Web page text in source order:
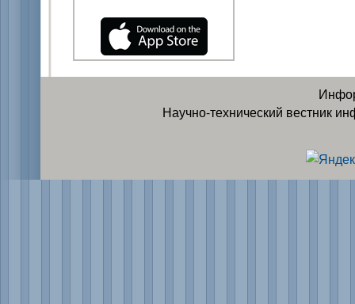
Научно-технический вестник